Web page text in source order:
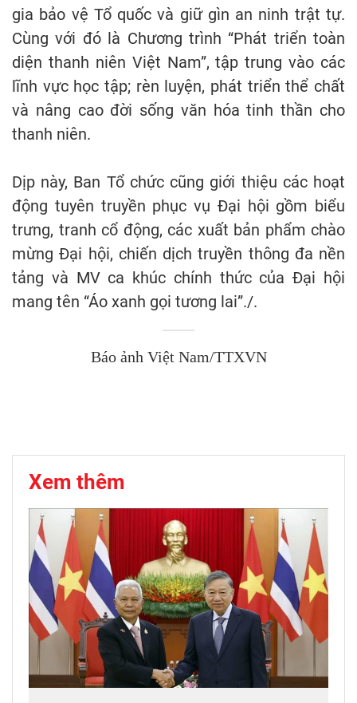
gia bảo vệ Tổ quốc và giữ gìn an ninh trật tự.
Cùng với đó là Chương trình “Phát triển toàn
diện thanh niên Việt Nam”, tập trung vào các
lĩnh vực học tập; rèn luyện, phát triển thể chất
và nâng cao đời sống văn hóa tinh thần cho
thanh niên.
Dịp này, Ban Tổ chức cũng giới thiệu các hoạt
động tuyên truyền phục vụ Đại hội gồm biểu
trưng, tranh cổ động, các xuất bản phẩm chào
mừng Đại hội, chiến dịch truyền thông đa nền
tảng và MV ca khúc chính thức của Đại hội
mang tên “Áo xanh gọi tương lai”./.
Báo ảnh Việt Nam/TTXVN
Xem thêm